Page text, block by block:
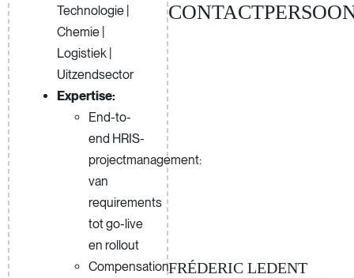
FRÉDERIC LEDENT
Technologie |
Chemie |
Logistiek |
Uitzendsector
Expertise:
End-to-
end HRIS-
projectmanagement:
van
requirements
tot go-live
en rollout
Compensation